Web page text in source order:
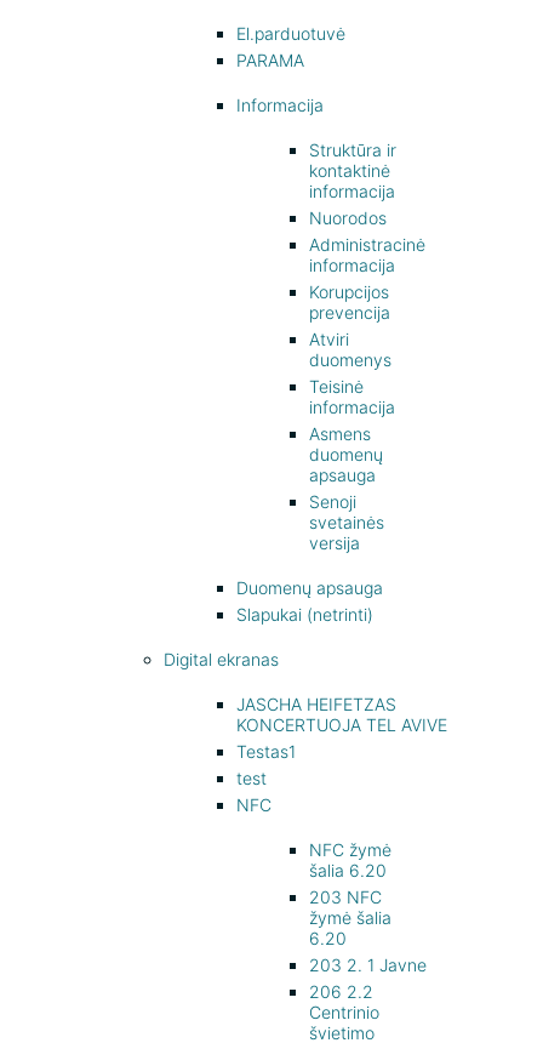
El.parduotuvė
PARAMA
Informacija
Struktūra ir
kontaktinė
informacija
Nuorodos
Administracinė
informacija
Korupcijos
prevencija
Atviri
duomenys
Teisinė
informacija
Asmens
duomenų
apsauga
Senoji
svetainės
versija
Duomenų apsauga
Slapukai (netrinti)
Digital ekranas
JASCHA HEIFETZAS
KONCERTUOJA TEL AVIVE
Testas1
test
NFC
NFC žymė
šalia 6.20
203 NFC
žymė šalia
6.20
203 2. 1 Javne
206 2.2
Centrinio
švietimo